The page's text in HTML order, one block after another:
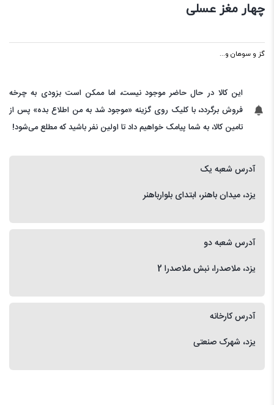
چهار مغز عسلی
گز و سوهان و...
این کالا در حال حاضر موجود نیست، اما ممکن است بزودی به چرخه
فروش برگردد، با کلیک روی گزینه «موجود شد به من اطلاع بده» پس از
تامین کالا، به شما پیامک خواهیم داد تا اولین نفر باشید که مطلع می‌شود!
آدرس شعبه یک
یزد، میدان باهنر، ابتدای بلوارباهنر
آدرس شعبه دو
یزد، ملاصدرا، نبش ملاصدرا 2
آدرس کارخانه
یزد، شهرک صنعتی